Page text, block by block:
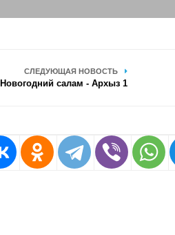
СЛЕДУЮЩАЯ НОВОСТЬ
Новогодний салам - Архыз 1